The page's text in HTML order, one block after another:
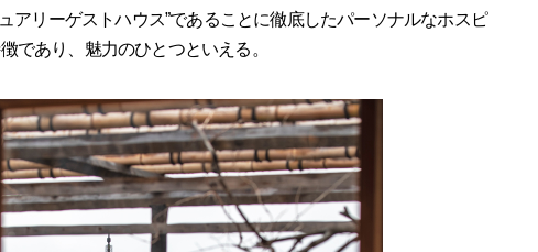
アリーゲストハウス”であることに徹底したパーソナルなホスピ
であり、魅力のひとつといえる。